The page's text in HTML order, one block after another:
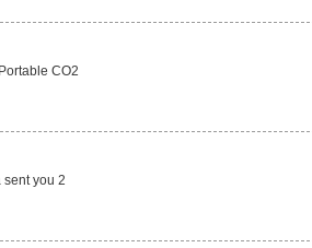
CO2
sent you 2